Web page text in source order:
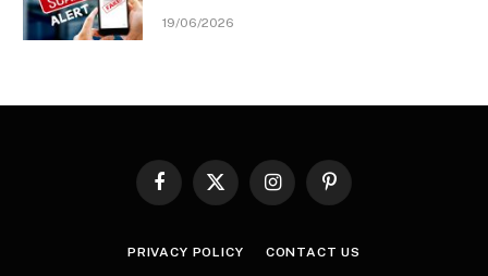
19/06/2026
Facebook
X
InstagramPinterest
PRIVACY POLICY CONTACT US